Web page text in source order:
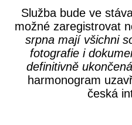
Služba bude ve
možné zaregistrovat
srpna mají všichni
fotografie i
definitivně
harmonogram
česká